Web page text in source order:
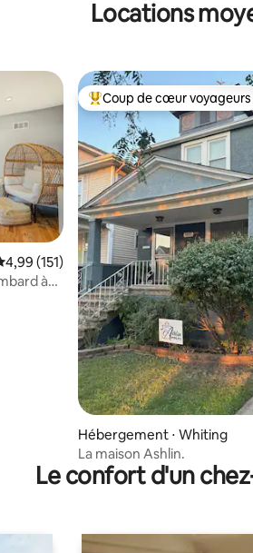
Locations
appréciés
moyenne sur la base de 151
4,99 (151)
à
Coups de cœur voyageurs
Coup de cœur voyageurs
Hébergement ⋅ Whiting
La maison Ashlin.
Le confort d'un